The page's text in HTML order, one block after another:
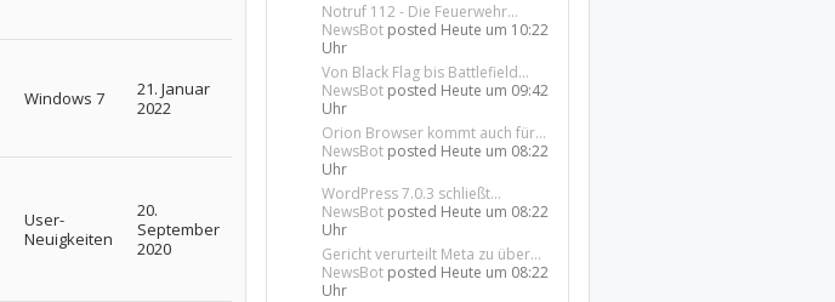
Windows 7
21. Januar
2022
User-
Neuigkeiten
20.
September
2020
Notruf 112 - Die Feuerwehr...
NewsBot posted Heute um 10:22
Uhr
Von Black Flag bis Battlefield...
NewsBot posted Heute um 09:42
Uhr
Orion Browser kommt auch für...
NewsBot posted Heute um 08:22
Uhr
WordPress 7.0.3 schließt...
NewsBot posted Heute um 08:22
Uhr
Gericht verurteilt Meta zu über...
NewsBot posted Heute um 08:22
Uhr